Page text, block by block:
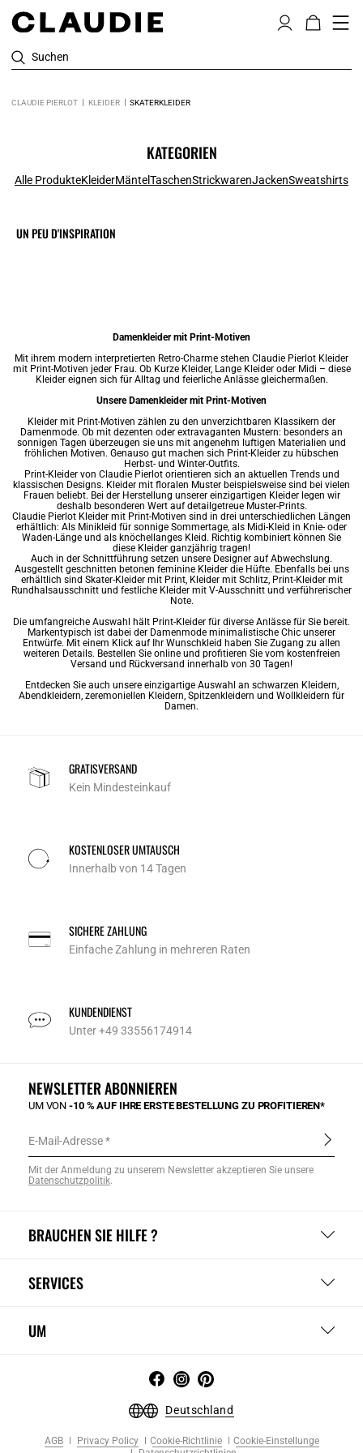
Suchen
CLAUDIE PIERLOT KLEIDER SKATERKLEIDER
KATEGORIEN
Alle ProdukteKleiderMäntelTaschenStrickwarenJackenSweatshirts
UN PEU D'INSPIRATION
Damenkleider mit Print-Motiven
Mit ihrem modern interpretierten Retro-Charme stehen Claudie Pierlot Kleider
mit Print-Motiven jeder Frau. Ob Kurze Kleider, Lange Kleideroder Midi – diese
Kleider eignen sich für Alltag und feierliche Anlässe gleichermaßen.
Unsere Damenkleider mit Print-Motiven
Kleider mit Print-Motiven zählen zu den unverzichtbaren Klassikern der
Damenmode. Ob mit dezenten oder extravaganten Mustern: besonders an
sonnigen Tagen überzeugen sie uns mit angenehm luftigen Materialien und
fröhlichen Motiven. Genauso gut machen sich Print-Kleider zu hübschen
Herbst- und Winter-Outfits.
Print-Kleider von Claudie Pierlot orientieren sich an aktuellen Trends und
klassischen Designs. Kleider mit floralen Muster beispielsweise sind bei vielen
Frauen beliebt. Bei der Herstellung unserer einzigartigen Kleider legen wir
deshalb besonderen Wert auf detailgetreue Muster-Prints.
Claudie Pierlot Kleider mit Print-Motiven sind in drei unterschiedlichen Längen
erhältlich: Als Minikleid für sonnige Sommertage, als Midi-Kleid in Knie- oder
Waden-Länge und als knöchellanges Kleid. Richtig kombiniert können Sie
diese Kleider ganzjährig tragen!
Auch in der Schnittführung setzen unsere Designer auf Abwechslung.
Ausgestellt geschnitten betonen feminine Kleider die Hüfte. Ebenfalls bei uns
erhältlich sind Skater-Kleider mit Print, Kleider mit Schlitz, Print-Kleider mit
Rundhalsausschnitt und festliche Kleider mit V-Ausschnitt und verführerischer
Note.
Die umfangreiche Auswahl hält Print-Kleider für diverse Anlässe für Sie bereit.
Markentypisch ist dabei der Damenmode minimalistische Chic unserer
Entwürfe. Mit einem Klick auf Ihr Wunschkleid haben Sie Zugang zu allen
weiteren Details. Bestellen Sie online und profitieren Sie vom kostenfreien
Versand und Rückversand innerhalb von 30 Tagen!
Entdecken Sie auch unsere einzigartige Auswahl an schwarzen Kleidern,
Abendkleidern, zeremoniellen Kleidern, Spitzenkleidern und Wollkleidern für
Damen.
GRATISVERSAND
Kein Mindesteinkauf
KOSTENLOSER UMTAUSCH
Innerhalb von 14 Tagen
SICHERE ZAHLUNG
Einfache Zahlung in mehreren Raten
KUNDENDIENST
Unter +49 33556174914
BRAUCHEN SIE HILFE ?
SERVICES
UM
NEWSLETTER ABONNIEREN
UM VON-10 % AUF IHRE ERSTE BESTELLUNG ZU PROFITIEREN*
E-Mail-Adresse
Mit der Anmeldung zu unserem Newsletter akzeptieren Sie unsere
Datenschutzpolitik.
Deutschland
AGB Privacy Policy Cookie-Richtlinie
Cookie-Einstellunge